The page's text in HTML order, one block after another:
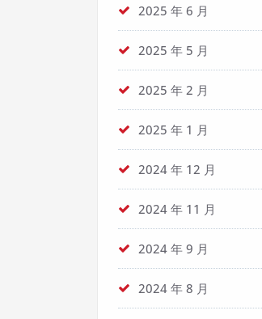
2025 年 6 月
2025 年 5 月
2025 年 2 月
2025 年 1 月
2024 年 12 月
2024 年 11 月
2024 年 9 月
2024 年 8 月